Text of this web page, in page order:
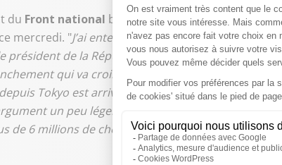
du Front national balaye par ailleurs d’un revers
mercredi. "J’ai entendu le Premier ministre nous
président de la République n’y est pas. Cette règle
qui va croire qu’on ne peut pas supporter
Tokyo est arrivé à 9h30 à Orly alors que le vol
un peu léger et c’est une faute, à un
de 6 millions de chômeurs et des réformes